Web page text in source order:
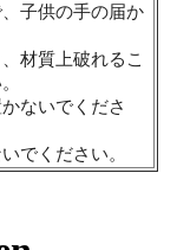
子供の手の届か
材質上破れるこ
ないでくださ
でください。